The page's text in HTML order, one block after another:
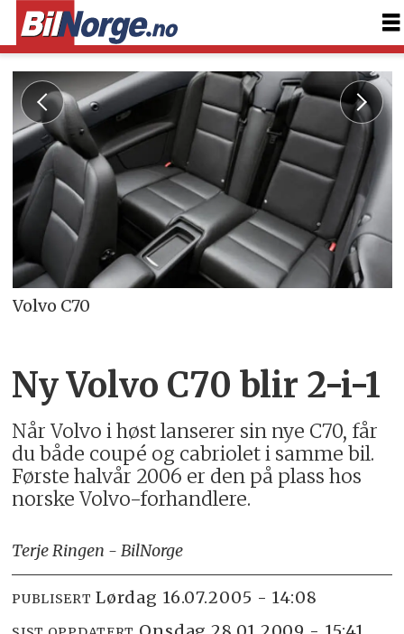
Volvo C70
Ny Volvo C70 blir 2-i-1
Når Volvo i høst lanserer sin nye C70, får
du både coupé og cabriolet i samme bil.
Første halvår 2006 er den på plass hos
norske Volvo-forhandlere.
Terje Ringen - BilNorge
PUBLISERT lørdag 16.07.2005 - 14:08